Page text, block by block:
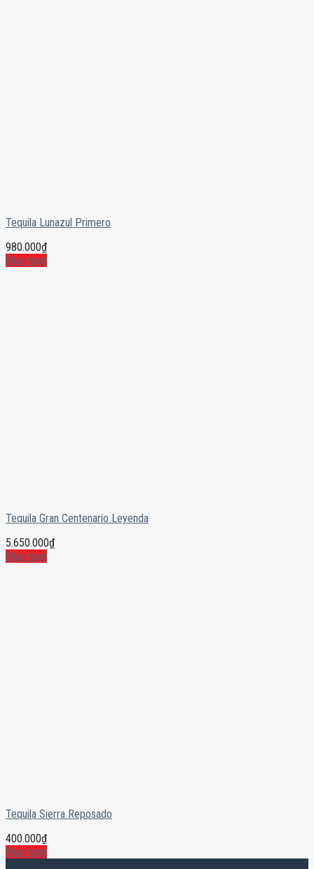
Tequila Lunazul Primero
980.000₫
Mua ngay
Tequila Gran Centenario Leyenda
5.650.000₫
Mua ngay
Tequila Sierra Reposado
400.000₫
Mua ngay